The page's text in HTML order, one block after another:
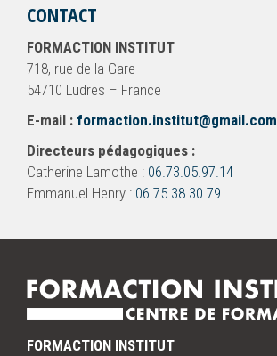
CONTACT
FORMACTION INSTITUT
718, rue de la Gare
54710 Ludres – France
E-mail : formaction.institut@gmail.com
Directeurs pédagogiques :
Catherine Lamothe : 06.73.05.97.14
Emmanuel Henry : 06.75.38.30.79
FORMACTION INSTITUT